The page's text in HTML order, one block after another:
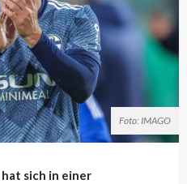
Foto: IMAGO
hat sich in einer